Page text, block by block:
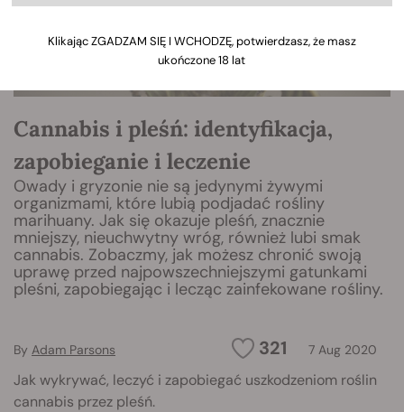
Cannabis i pleśń: identyfikacja,
zapobieganie i leczenie
Owady i gryzonie nie są jedynymi żywymi
organizmami, które lubią podjadać rośliny
marihuany. Jak się okazuje pleśń, znacznie
mniejszy, nieuchwytny wróg, również lubi smak
cannabis. Zobaczmy, jak możesz chronić swoją
uprawę przed najpowszechniejszymi gatunkami
pleśni, zapobiegając i lecząc zainfekowane rośliny.
321 7 Aug 2020
By Adam Parsons
Jak wykrywać, leczyć i zapobiegać uszkodzeniom roślin
cannabis przez pleśń.
Klikając ZGADZAM SIĘ I WCHODZĘ, potwierdzasz, że masz
ukończone 18 lat